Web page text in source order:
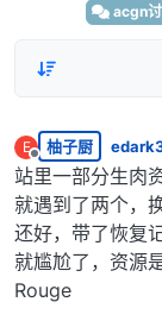
acgn
E
离线
柚子厨
站里一部分生肉
就遇到了两个，
还好，带了恢复
就尴尬了，资源
Rouge